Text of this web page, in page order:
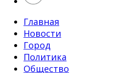
Главная
Новости
Город
Политика
Общество